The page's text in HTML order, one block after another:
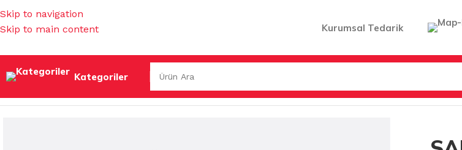
Skip to navigation
Skip to main content
Kurumsal Tedarik
Kategoriler
SAKLAMA KUTULARI & BAKLİYAT KOVALARI/SAKLAMA KABI